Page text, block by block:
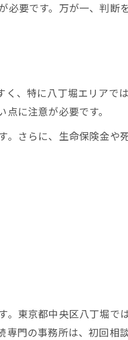
必要です。万が一、判断
、特に八丁堀エリアで
に注意が必要です。
さらに、生命保険金や
東京都中央区八丁堀で
門の事務所は、初回相